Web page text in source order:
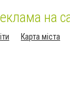
на
Карта міста